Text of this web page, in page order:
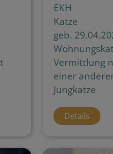
EKH
Katze
geb.
Vermittlung
einer
Jungkatze
Details